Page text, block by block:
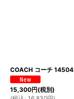
COACH コーチ
15,300円(税別)